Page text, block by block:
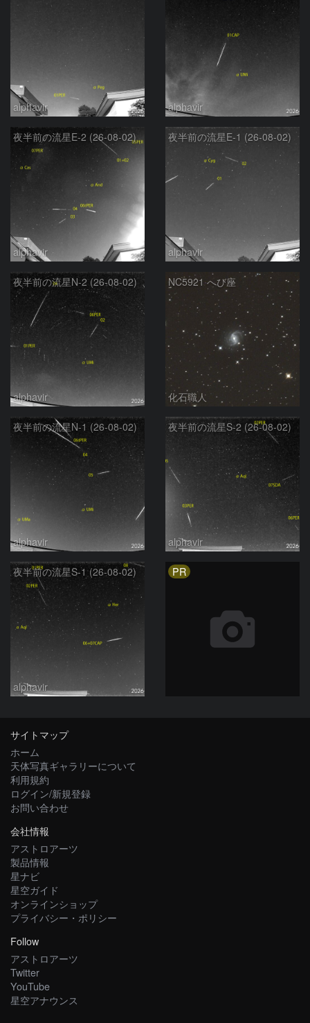
alphavir alphavir
夜半前の流星E-2 (26-08-02)
alphavir
夜半前の流星E-1 (26-08-02)
alphavir
夜半前の流星N-2 (26-08-02)
alphavir
NC5921 へび座
化石職人
夜半前の流星N-1 (26-08-02)
alphavir
夜半前の流星S-2 (26-08-02)
alphavir
夜半前の流星S-1 (26-08-02)
alphavir
PR
サイトマップ
ホーム
天体写真ギャラリーについて
利用規約
ログイン/新規登録
お問い合わせ
会社情報
アストロアーツ
製品情報
星ナビ
星空ガイド
オンラインショップ
プライバシー・ポリシー
Follow
アストロアーツ
Twitter
YouTube
星空アナウンス